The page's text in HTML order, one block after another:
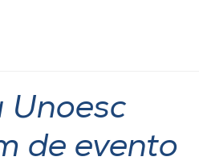
Unoesc
de evento